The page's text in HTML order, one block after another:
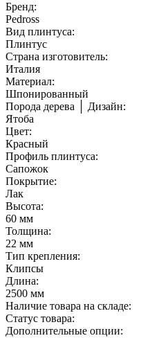
Бренд:
Pedross
Вид плинтуса:
Плинтус
Страна изготовитель:
Италия
Материал:
Шпонированный
Порода дерева │ Дизайн:
Ятоба
Цвет:
Красный
Профиль плинтуса:
Сапожок
Покрытие:
Лак
Высота:
60 мм
Толщина:
22 мм
Тип крепления:
Клипсы
Длина:
2500 мм
Наличие товара на складе:
Статус товара:
Дополнительные опции: